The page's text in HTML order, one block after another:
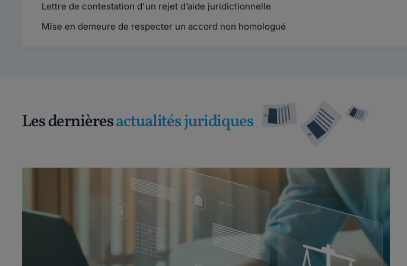
Lettre de contestation d'un rejet d’aide juridictionnelle
Mise en demeure de respecter un accord non homologué
Les dernièresactualités juridiques